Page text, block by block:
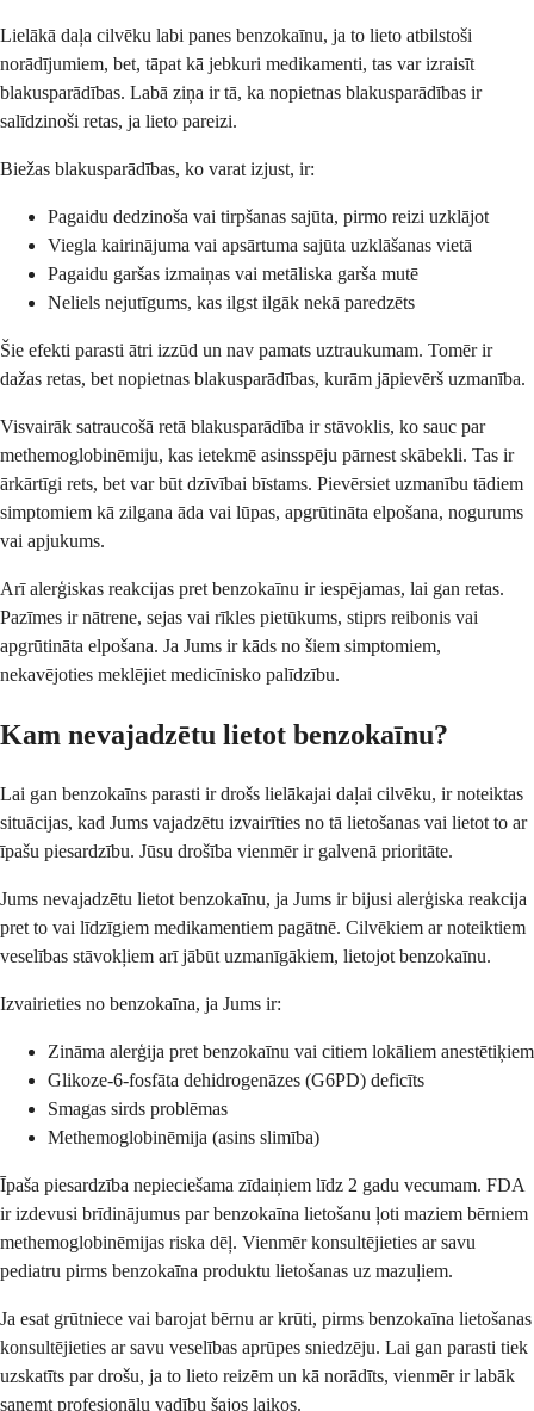
Lielākā daļa cilvēku labi panes benzokaīnu, ja to lieto atbilstoši
norādījumiem, bet, tāpat kā jebkuri medikamenti, tas var izraisīt
blakusparādības. Labā ziņa ir tā, ka nopietnas blakusparādības ir
salīdzinoši retas, ja lieto pareizi.
Biežas blakusparādības, ko varat izjust, ir:
Pagaidu dedzinoša vai tirpšanas sajūta, pirmo reizi uzklājot
Viegla kairinājuma vai apsārtuma sajūta uzklāšanas vietā
Pagaidu garšas izmaiņas vai metāliska garša mutē
Neliels nejutīgums, kas ilgst ilgāk nekā paredzēts
Šie efekti parasti ātri izzūd un nav pamats uztraukumam. Tomēr ir
dažas retas, bet nopietnas blakusparādības, kurām jāpievērš uzmanība.
Visvairāk satraucošā retā blakusparādība ir stāvoklis, ko sauc par
methemoglobinēmiju, kas ietekmē asinsspēju pārnest skābekli. Tas ir
ārkārtīgi rets, bet var būt dzīvībai bīstams. Pievērsiet uzmanību tādiem
simptomiem kā zilgana āda vai lūpas, apgrūtināta elpošana, nogurums
vai apjukums.
Arī alerģiskas reakcijas pret benzokaīnu ir iespējamas, lai gan retas.
Pazīmes ir nātrene, sejas vai rīkles pietūkums, stiprs reibonis vai
apgrūtināta elpošana. Ja Jums ir kāds no šiem simptomiem,
nekavējoties meklējiet medicīnisko palīdzību.
Kam nevajadzētu lietot benzokaīnu?
Lai gan benzokaīns parasti ir drošs lielākajai daļai cilvēku, ir noteiktas
situācijas, kad Jums vajadzētu izvairīties no tā lietošanas vai lietot to ar
īpašu piesardzību. Jūsu drošība vienmēr ir galvenā prioritāte.
Jums nevajadzētu lietot benzokaīnu, ja Jums ir bijusi alerģiska reakcija
pret to vai līdzīgiem medikamentiem pagātnē. Cilvēkiem ar noteiktiem
veselības stāvokļiem arī jābūt uzmanīgākiem, lietojot benzokaīnu.
Izvairieties no benzokaīna, ja Jums ir:
Zināma alerģija pret benzokaīnu vai citiem lokāliem anestētiķiem
Glikoze-6-fosfāta dehidrogenāzes (G6PD) deficīts
Smagas sirds problēmas
Methemoglobinēmija (asins slimība)
Īpaša piesardzība nepieciešama zīdaiņiem līdz 2 gadu vecumam. FDA
ir izdevusi brīdinājumus par benzokaīna lietošanu ļoti maziem bērniem
methemoglobinēmijas riska dēļ. Vienmēr konsultējieties ar savu
pediatru pirms benzokaīna produktu lietošanas uz mazuļiem.
Ja esat grūtniece vai barojat bērnu ar krūti, pirms benzokaīna lietošanas
konsultējieties ar savu veselības aprūpes sniedzēju. Lai gan parasti tiek
uzskatīts par drošu, ja to lieto reizēm un kā norādīts, vienmēr ir labāk
saņemt profesionālu vadību šajos laikos.